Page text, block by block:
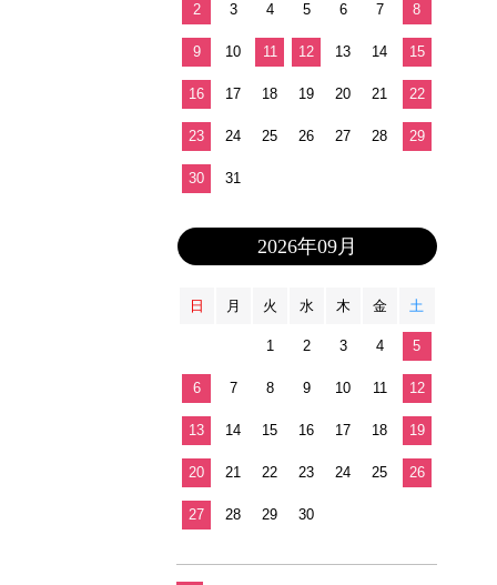
2 3 4 5 6 7 8
9 10 11 12 13 14 15
16 17 18 19 20 21 22
23 24 25 26 27 28 29
30 31
2026年09月
日 月 火 水 木 金 土
1 2 3 4 5
6 7 8 9 10 11 12
13 14 15 16 17 18 19
20 21 22 23 24 25 26
27 28 29 30